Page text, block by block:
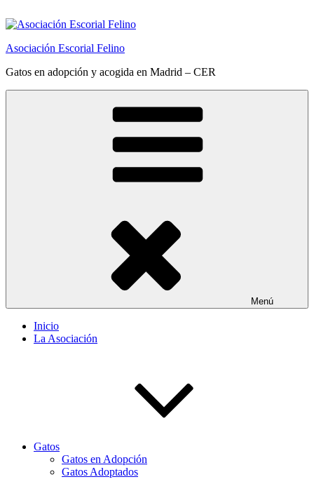
al
Asociación Escorial Felino
Gatos en adopción y acogida en Madrid – CER
Menú
Inicio
La Asociación
Gatos
Gatos en Adopción
Gatos Adoptados